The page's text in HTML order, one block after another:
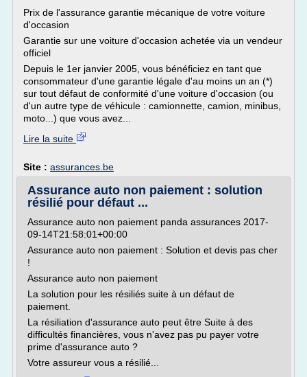
Prix de l'assurance garantie mécanique de votre voiture
d'occasion
Garantie sur une voiture d'occasion achetée via un vendeur
officiel
Depuis le 1er janvier 2005, vous bénéficiez en tant que
consommateur d'une garantie légale d'au moins un an (*)
sur tout défaut de conformité d'une voiture d'occasion (ou
d'un autre type de véhicule : camionnette, camion, minibus,
moto...) que vous avez...
Lire la suite
Site : assurances.be
Assurance auto non paiement : solution
résilié pour défaut ...
Assurance auto non paiement panda assurances 2017-
09-14T21:58:01+00:00
Assurance auto non paiement : Solution et devis pas cher
!
Assurance auto non paiement
La solution pour les résiliés suite à un défaut de
paiement.
La résiliation d'assurance auto peut être Suite à des
difficultés financières, vous n'avez pas pu payer votre
prime d'assurance auto ?
Votre assureur vous a résilié...